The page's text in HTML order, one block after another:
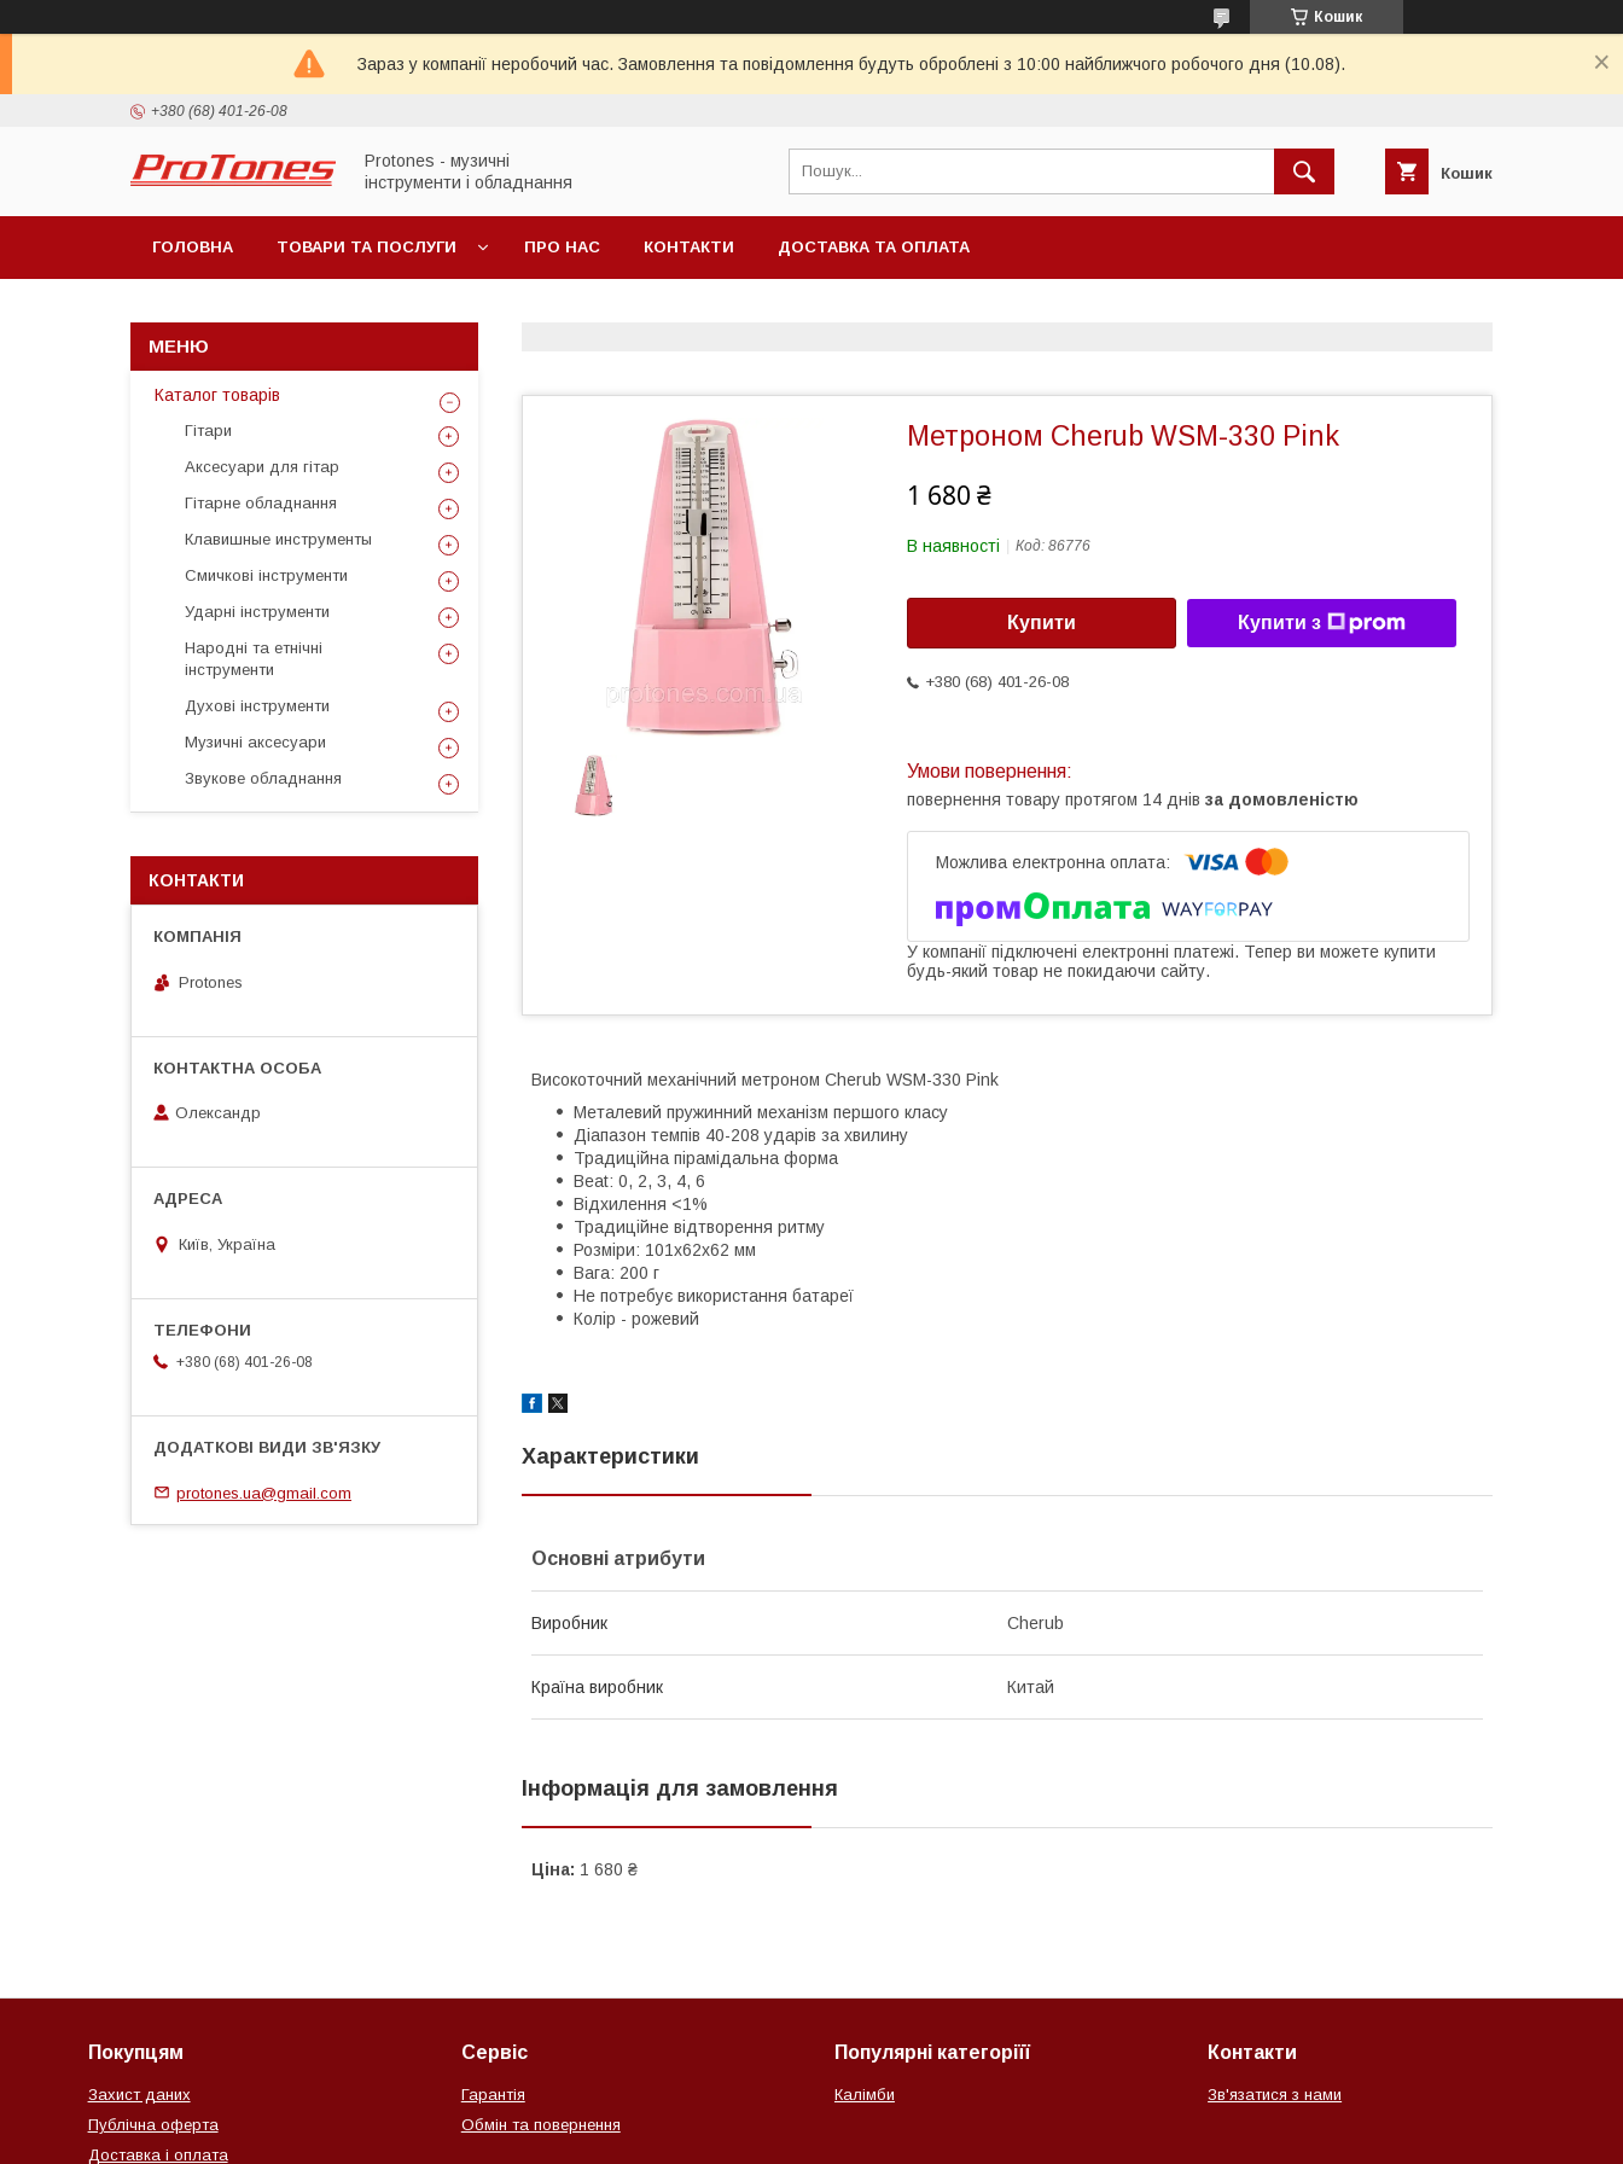
Кошик
Зараз у компанії неробочий час. Замовлення та повідомлення будуть оброблені з 10:00 найближчого робочого дня (10.08).
+380 (68) 401-26-08
Protones - музичні
інструменти і обладнання
Кошик
ГОЛОВНА ТОВАРИ ТА ПОСЛУГИ ПРО НАС КОНТАКТИ ДОСТАВКА ТА ОПЛАТА
Метроном Cherub WSM-330 Pink
1 680 ₴
В наявності Код: 86776
Купити Купити з
+380 (68) 401-26-08
повернення товару протягом 14 днів за домовленістю
У компанії підключені електронні платежі. Тепер ви можете купити
будь-який товар не покидаючи сайту.
Високоточний механічний метроном Cherub WSM-330 Pink
Металевий пружинний механізм першого класу
Діапазон темпів 40-208 ударів за хвилину
Традиційна пірамідальна форма
Beat: 0, 2, 3, 4, 6
Відхилення <1%
Традиційне відтворення ритму
Розміри: 101х62x62 мм
Вага: 200 г
Не потребує використання батареї
Колір - рожевий
Характеристики
Основні атрибути
Виробник Cherub
Країна виробник Китай
Інформація для замовлення
Ціна: 1 680 ₴
Каталог товарів
Гітари
Аксесуари для гітар
Гітарне обладнання
Клавишные инструменты
Смичкові інструменти
Ударні інструменти
Народні та етнічні
інструменти
Духові інструменти
Музичні аксесуари
Звукове обладнання
КОНТАКТИ
Protones
Олександр
Київ, Україна
+380 (68) 401-26-08
protones.ua@gmail.com
Покупцям
Захист даних
Публічна оферта
Доставка і оплата
Сервіс
Гарантія
Обмін та повернення
Популярні категоріїї
Калімби
Контакти
Зв'язатися з нами